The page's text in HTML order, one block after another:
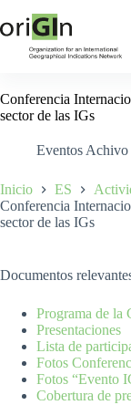
Conferencia
sector de las IGs
Eventos
Inicio ES
Conferencia
sector de las IGs
Documentos
Programa de la
Presentaciones
Lista de
Fotos
Fotos “Evento
Cobertura de